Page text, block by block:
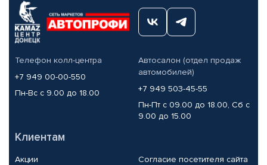
Телефон колл-центра
+7 949 00-00-550
Пн-Вс с 9.00 до 18.00
Автосалон (отдел продаж
автомобилей)
+7 949 503-45-55
Пн-Пт с 09.00 до 18.00, Сб с
9.00 до 15.00
Клиентам
Акции
Согласие посетителя сайта